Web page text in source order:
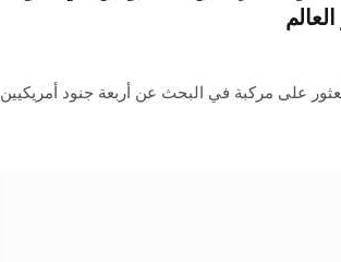
على مركبة في البحث عن أربعة جنود أمريكيين